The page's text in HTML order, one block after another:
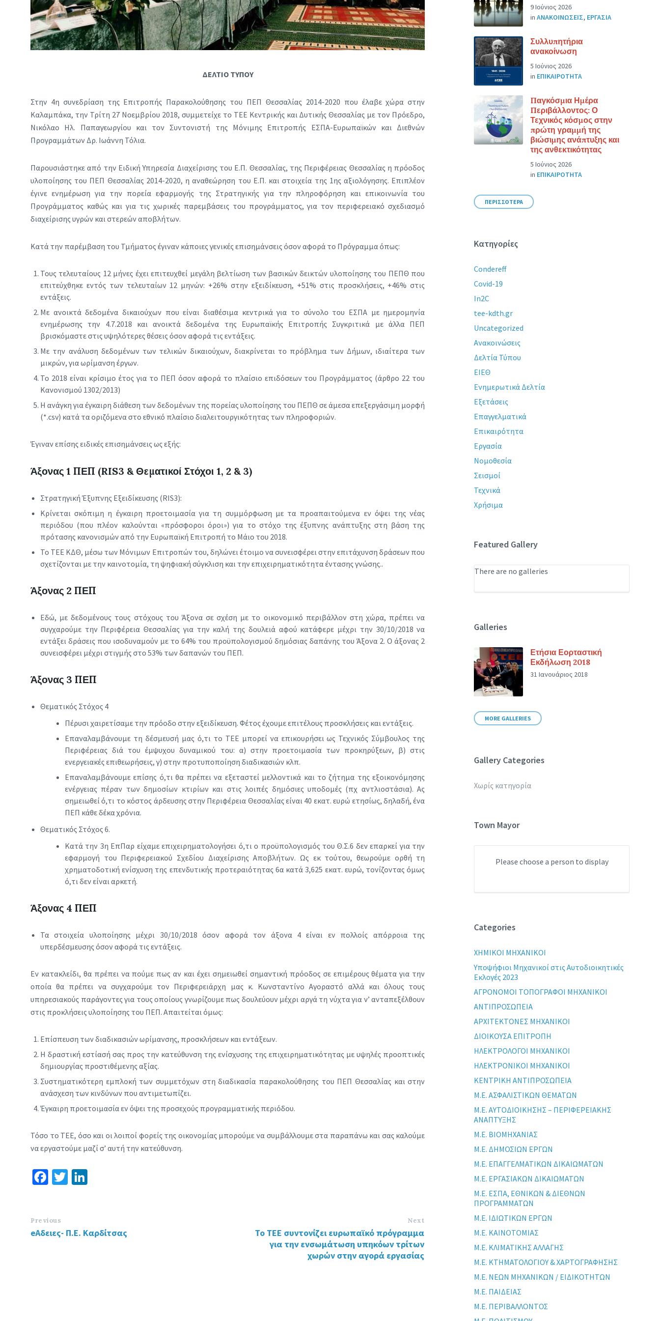
ΔΕΛΤΙΟ ΤΥΠΟΥ
Στην 4η συνεδρίαση της Επιτροπής Παρακολούθησης του ΠΕΠ Θεσσαλίας 2014-2020 που έλαβε χώρα στην
Καλαμπάκα, την Τρίτη 27 Νοεμβρίου 2018, συμμετείχε το ΤΕΕ Κεντρικής και Δυτικής Θεσσαλίας με τον Πρόεδρο,
Νικόλαο Ηλ. Παπαγεωργίου και τον Συντονιστή της Μόνιμης Επιτροπής ΕΣΠΑ-Ευρωπαϊκών και Διεθνών
Προγραμμάτων Δρ. Ιωάννη Τόλια.
Παρουσιάστηκε από την Ειδική Υπηρεσία Διαχείρισης του Ε.Π. Θεσσαλίας, της Περιφέρειας Θεσσαλίας η πρόοδος
υλοποίησης του ΠΕΠ Θεσσαλίας 2014-2020, η αναθεώρηση του Ε.Π. και στοιχεία της 1ης αξιολόγησης. Επιπλέον
έγινε ενημέρωση για την πορεία εφαρμογής της Στρατηγικής για την πληροφόρηση και επικοινωνία του
Προγράμματος καθώς και για τις χωρικές παρεμβάσεις του προγράμματος, για τον περιφερειακό σχεδιασμό
διαχείρισης υγρών και στερεών αποβλήτων.
Κατά την παρέμβαση του Τμήματος έγιναν κάποιες γενικές επισημάνσεις όσον αφορά το Πρόγραμμα όπως:
Τους τελευταίους 12 μήνες έχει επιτευχθεί μεγάλη βελτίωση των βασικών δεικτών υλοποίησης του ΠΕΠΘ που
επιτεύχθηκε εντός των τελευταίων 12 μηνών: +26% στην εξειδίκευση, +51% στις προσκλήσεις, +46% στις
εντάξεις.
Με ανοικτά δεδομένα δικαιούχων που είναι διαθέσιμα κεντρικά για το σύνολο του ΕΣΠΑ με ημερομηνία
ενημέρωσης την 4.7.2018 και ανοικτά δεδομένα της Ευρωπαϊκής Επιτροπής Συγκριτικά με άλλα ΠΕΠ
βρισκόμαστε στις υψηλότερες θέσεις όσον αφορά τις εντάξεις.
Με την ανάλυση δεδομένων των τελικών δικαιούχων, διακρίνεται το πρόβλημα των Δήμων, ιδιαίτερα των
μικρών, για ωρίμανση έργων.
Το 2018 είναι κρίσιμο έτος για το ΠΕΠ όσον αφορά το πλαίσιο επιδόσεων του Προγράμματος (άρθρο 22 του
Κανονισμού 1302/2013)
Η ανάγκη για έγκαιρη διάθεση των δεδομένων της πορείας υλοποίησης του ΠΕΠΘ σε άμεσα επεξεργάσιμη μορφή
(*.csv) κατά τα οριζόμενα στο εθνικό πλαίσιο διαλειτουργικότητας των πληροφοριών.
Έγιναν επίσης ειδικές επισημάνσεις ως εξής:
Άξονας 1 ΠΕΠ (RIS3 & Θεματικοί Στόχοι 1, 2 & 3)
Στρατηγική Έξυπνης Εξειδίκευσης (RIS3):
Κρίνεται σκόπιμη η έγκαιρη προετοιμασία για τη συμμόρφωση με τα προαπαιτούμενα εν όψει της νέας
περιόδου (που πλέον καλούνται «πρόσφοροι όροι») για το στόχο της έξυπνης ανάπτυξης στη βάση της
πρότασης κανονισμών από την Ευρωπαϊκή Επιτροπή το Μάιο του 2018.
Το ΤΕΕ ΚΔΘ, μέσω των Μόνιμων Επιτροπών του, δηλώνει έτοιμο να συνεισφέρει στην επιτάχυνση δράσεων που
σχετίζονται με την καινοτομία, τη ψηφιακή σύγκλιση και την επιχειρηματικότητα έντασης γνώσης..
Άξονας 2 ΠΕΠ
Εδώ, με δεδομένους τους στόχους του Άξονα σε σχέση με το οικονομικό περιβάλλον στη χώρα, πρέπει να
συγχαρούμε την Περιφέρεια Θεσσαλίας για την καλή της δουλειά αφού κατάφερε μέχρι την 30/10/2018 να
εντάξει δράσεις που ισοδυναμούν με το 64% του προϋπολογισμού δημόσιας δαπάνης του Άξονα 2. Ο άξονας 2
συνεισφέρει μέχρι στιγμής στο 53% των δαπανών του ΠΕΠ.
Άξονας 3 ΠΕΠ
Θεματικός Στόχος 4
Πέρυσι χαιρετίσαμε την πρόοδο στην εξειδίκευση. Φέτος έχουμε επιτέλους προσκλήσεις και εντάξεις.
Επαναλαμβάνουμε τη δέσμευσή μας ό,τι το ΤΕΕ μπορεί να επικουρήσει ως Τεχνικός Σύμβουλος της
Περιφέρειας διά του έμψυχου δυναμικού του: α) στην προετοιμασία των προκηρύξεων, β) στις
ενεργειακές επιθεωρήσεις, γ) στην προτυποποίηση διαδικασιών κλπ.
Επαναλαμβάνουμε επίσης ό,τι θα πρέπει να εξεταστεί μελλοντικά και το ζήτημα της εξοικονόμησης
ενέργειας πέραν των δημοσίων κτιρίων και στις λοιπές δημόσιες υποδομές (πχ αντλιοστάσια). Ας
σημειωθεί ό,τι το κόστος άρδευσης στην Περιφέρεια Θεσσαλίας είναι 40 εκατ. ευρώ ετησίως, δηλαδή, ένα
ΠΕΠ κάθε δέκα χρόνια.
Θεματικός Στόχος 6.
Κατά την 3η ΕπΠαρ είχαμε επιχειρηματολογήσει ό,τι ο προϋπολογισμός του Θ.Σ.6 δεν επαρκεί για την
εφαρμογή του Περιφερειακού Σχεδίου Διαχείρισης Αποβλήτων. Ως εκ τούτου, θεωρούμε ορθή τη
χρηματοδοτική ενίσχυση της επενδυτικής προτεραιότητας 6α κατά 3,625 εκατ. ευρώ, τονίζοντας όμως
ό,τι δεν είναι αρκετή.
Άξονας 4 ΠΕΠ
Τα στοιχεία υλοποίησης μέχρι 30/10/2018 όσον αφορά τον άξονα 4 είναι εν πολλοίς απόρροια της
υπερδέσμευσης όσον αφορά τις εντάξεις.
Εν κατακλείδι, θα πρέπει να πούμε πως αν και έχει σημειωθεί σημαντική πρόοδος σε επιμέρους θέματα για την
οποία θα πρέπει να συγχαρούμε τον Περιφερειάρχη μας κ. Κωνσταντίνο Αγοραστό αλλά και όλους τους
υπηρεσιακούς παράγοντες για τους οποίους γνωρίζουμε πως δουλεύουν μέχρι αργά τη νύχτα για ν’ ανταπεξέλθουν
στις προκλήσεις υλοποίησης του ΠΕΠ. Απαιτείται όμως:
Επίσπευση των διαδικασιών ωρίμανσης, προσκλήσεων και εντάξεων.
Η δραστική εστίασή σας προς την κατεύθυνση της ενίσχυσης της επιχειρηματικότητας με υψηλές προοπτικές
δημιουργίας προστιθέμενης αξίας.
Συστηματικότερη εμπλοκή των συμμετόχων στη διαδικασία παρακολούθησης του ΠΕΠ Θεσσαλίας και στην
ανάσχεση των κινδύνων που αντιμετωπίζει.
Έγκαιρη προετοιμασία εν όψει της προσεχούς προγραμματικής περιόδου.
Τόσο το ΤΕΕ, όσο και οι λοιποί φορείς της οικονομίας μπορούμε να συμβάλλουμε στα παραπάνω και σας καλούμε
να εργαστούμε μαζί σ’ αυτή την κατεύθυνση.
Fa
o
o
T
n
Previous
eΑδειες- Π.Ε. Καρδίτσας
Next
Το ΤΕΕ συντονίζει ευρωπαϊκό πρόγραμμα
για την ενσωμάτωση υπηκόων τρίτων
χωρών στην αγορά εργασίας
9 Ιούνιος 2026
inΑΝΑΚΟΙΝΩΣΕΙΣ, ΕΡΓΑΣΙΑ
Συλλυπητήρια
ανακοίνωση
5 Ιούνιος 2026
in ΕΠΙΚΑΙΡΟΤΗΤΑ
Παγκόσμια Ημέρα
Περιβάλλοντος: Ο
Τεχνικός κόσμος στην
πρώτη γραμμή της
βιώσιμης ανάπτυξης και
της ανθεκτικότητας
5 Ιούνιος 2026
in ΕΠΙΚΑΙΡΟΤΗΤΑ
ΠΕΡΙΣΣΟΤΕΡΑ
Κατηγορίες
Condereff
Covid-19
In2C
tee-kdth.gr
Uncategorized
Ανακοινώσεις
Δελτία Τύπου
ΕΙΕΘ
Ενημερωτικά Δελτία
Εξετάσεις
Επαγγελματικά
Επικαιρότητα
Εργασία
Νομοθεσία
Σεισμοί
Τεχνικά
Χρήσιμα
Featured Gallery
There are no galleries
Galleries
Ετήσια Εορταστική
Εκδήλωση 2018
31 Ιανουάριος 2018
MORE GALLERIES
Gallery Categories
Χωρίς κατηγορία
Town Mayor
Please choose a person to display
Categories
XHMIKOI MHXANIKOI
Yποψήφιοι Μηχανικοί στις Αυτοδιοικητικές
Εκλογές 2023
ΑΓΡΟΝΟΜΟΙ ΤΟΠΟΓΡΑΦΟΙ ΜΗΧΑΝΙΚΟΙ
ΑΝΤΙΠΡΟΣΩΠΕΙΑ
ΑΡΧΙΤΕΚΤΟΝΕΣ ΜΗΧΑΝΙΚΟΙ
ΔΙΟΙΚΟΥΣΑ ΕΠΙΤΡΟΠΗ
ΗΛΕΚΤΡΟΛΟΓΟΙ ΜΗΧΑΝΙΚΟΙ
ΗΛΕΚΤΡΟΝΙΚΟΙ ΜΗΧΑΝΙΚΟΙ
ΚΕΝΤΡΙΚΗ ΑΝΤΙΠΡΟΣΩΠΕΙΑ
Μ.Ε. ΑΣΦΑΛΙΣΤΙΚΩΝ ΘΕΜΑΤΩΝ
Μ.Ε. ΑΥΤΟΔΙΟΙΚΗΣΗΣ – ΠΕΡΙΦΕΡΕΙΑΚΗΣ
ΑΝΑΠΤΥΞΗΣ
Μ.Ε. ΒΙΟΜΗΧΑΝΙΑΣ
Μ.Ε. ΔΗΜΟΣΙΩΝ ΕΡΓΩΝ
Μ.Ε. ΕΠΑΓΓΕΛΜΑΤΙΚΩΝ ΔΙΚΑΙΩΜΑΤΩΝ
Μ.Ε. ΕΡΓΑΣΙΑΚΩΝ ΔΙΚΑΙΩΜΑΤΩΝ
Μ.Ε. ΕΣΠΑ, ΕΘΝΙΚΩΝ & ΔΙΕΘΝΩΝ
ΠΡΟΓΡΑΜΜΑΤΩΝ
Μ.Ε. ΙΔΙΩΤΙΚΩΝ ΕΡΓΩΝ
Μ.Ε. ΚΑΙΝΟΤΟΜΙΑΣ
Μ.Ε. ΚΛΙΜΑΤΙΚΗΣ ΑΛΛΑΓΗΣ
Μ.Ε. ΚΤΗΜΑΤΟΛΟΓΙΟΥ & ΧΑΡΤΟΓΡΑΦΗΣΗΣ
Μ.Ε. ΝΕΩΝ ΜΗΧΑΝΙΚΩΝ / ΕΙΔΙΚΟΤΗΤΩΝ
Μ.Ε. ΠΑΙΔΕΙΑΣ
Μ.Ε. ΠΕΡΙΒΑΛΛΟΝΤΟΣ